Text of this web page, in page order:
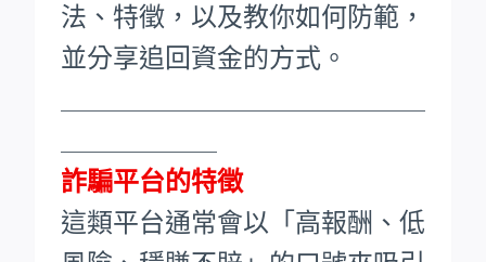
法、特徵，以及教你如何防範，
並分享追回資金的方式。
詐騙平台的特徵
這類平台通常會以「高報酬、低